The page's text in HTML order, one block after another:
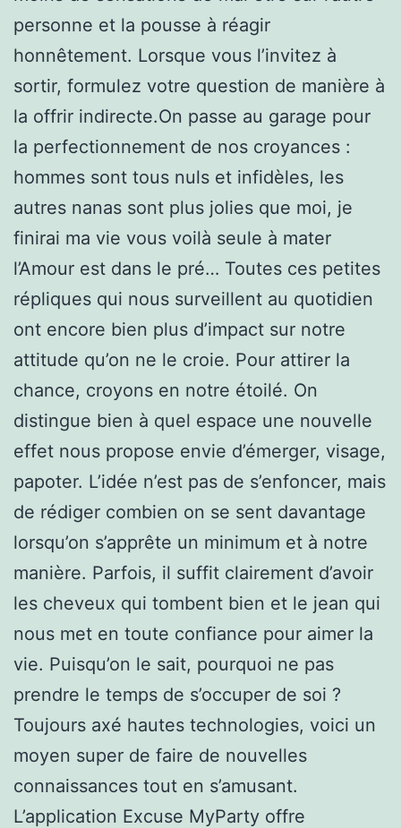
personne et la pousse à réagir
honnêtement. Lorsque vous l’invitez à
sortir, formulez votre question de manière à
la offrir indirecte.On passe au garage pour
la perfectionnement de nos croyances :
hommes sont tous nuls et infidèles, les
autres nanas sont plus jolies que moi, je
finirai ma vie vous voilà seule à mater
l’Amour est dans le pré… Toutes ces petites
répliques qui nous surveillent au quotidien
ont encore bien plus d’impact sur notre
attitude qu’on ne le croie. Pour attirer la
chance, croyons en notre étoilé. On
distingue bien à quel espace une nouvelle
effet nous propose envie d’émerger, visage,
papoter. L’idée n’est pas de s’enfoncer, mais
de rédiger combien on se sent davantage
lorsqu’on s’apprête un minimum et à notre
manière. Parfois, il suffit clairement d’avoir
les cheveux qui tombent bien et le jean qui
nous met en toute confiance pour aimer la
vie. Puisqu’on le sait, pourquoi ne pas
prendre le temps de s’occuper de soi ?
Toujours axé hautes technologies, voici un
moyen super de faire de nouvelles
connaissances tout en s’amusant.
L’application Excuse MyParty offre